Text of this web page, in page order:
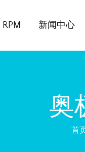
RPM 新闻中心
奥
首